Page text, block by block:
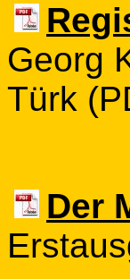
Georg
Türk
Der